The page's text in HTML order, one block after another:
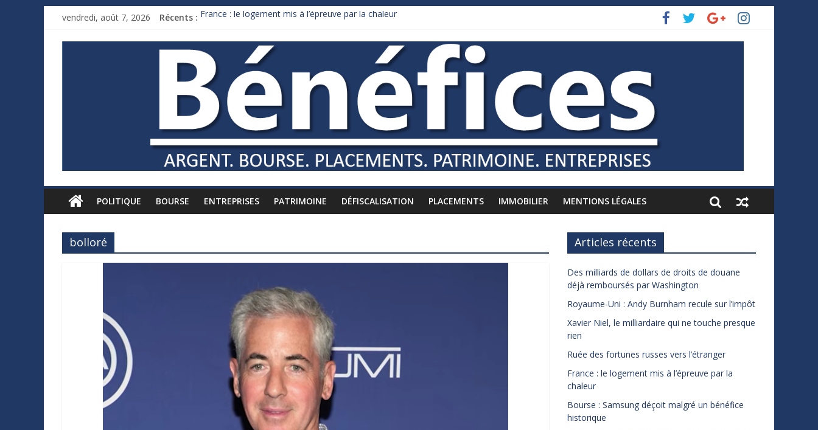
vendredi, août 7, 2026 Récents : France : le logement mis à l’épreuve par la chaleur
Royaume-Uni : Andy Burnham recule sur l’impôt
Xavier Niel, le milliardaire qui ne touche presque rien
Ruée des fortunes russes vers l’étranger
POLITIQUE BOURSE ENTREPRISES PATRIMOINE DÉFISCALISATION PLACEMENTS IMMOBILIER MENTIONS LÉGALES
bolloré Articles récents
Des milliards de dollars de droits de douane
déjà remboursés par Washington
Royaume-Uni : Andy Burnham recule sur l’impôt
Xavier Niel, le milliardaire qui ne touche presque
rien
Ruée des fortunes russes vers l’étranger
France : le logement mis à l’épreuve par la
chaleur
Bourse : Samsung déçoit malgré un bénéfice
historique